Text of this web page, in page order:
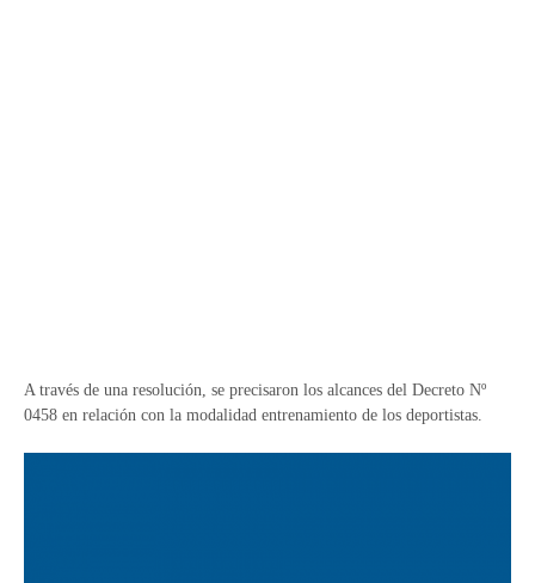
A través de una resolución, se precisaron los alcances del Decreto Nº
0458 en relación con la modalidad entrenamiento de los deportistas.